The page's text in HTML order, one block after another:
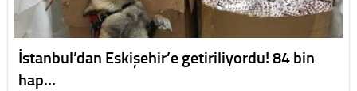
İstanbul’dan Eskişehir’e getiriliyordu! 84 bin
hap…